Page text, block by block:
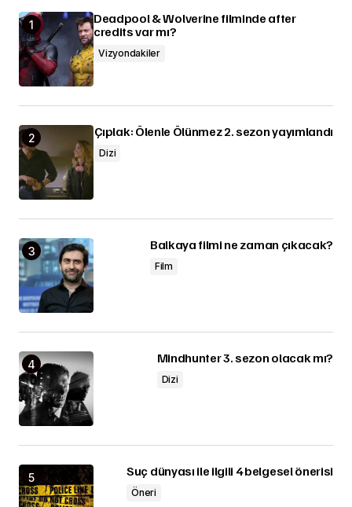
Deadpool & Wolverine filminde after
credits var mı?
Vizyondakiler
Çıplak: Ölenle Ölünmez 2. sezon yayımlandı
Dizi
Balkaya filmi ne zaman çıkacak?
Film
Mindhunter 3. sezon olacak mı?
Dizi
Suç dünyası ile ilgili 4 belgesel önerisi
Öneri